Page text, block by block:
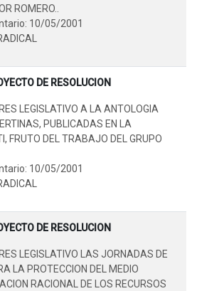
ROMERO..
10/05/2001
DE RESOLUCION
LEGISLATIVO A LA ANTOLOGIA
PUBLICADAS EN LA
FRUTO DEL TRABAJO DEL GRUPO
10/05/2001
DE RESOLUCION
LEGISLATIVO LAS JORNADAS DE
LA PROTECCION DEL MEDIO
RACIONAL DE LOS RECURSOS